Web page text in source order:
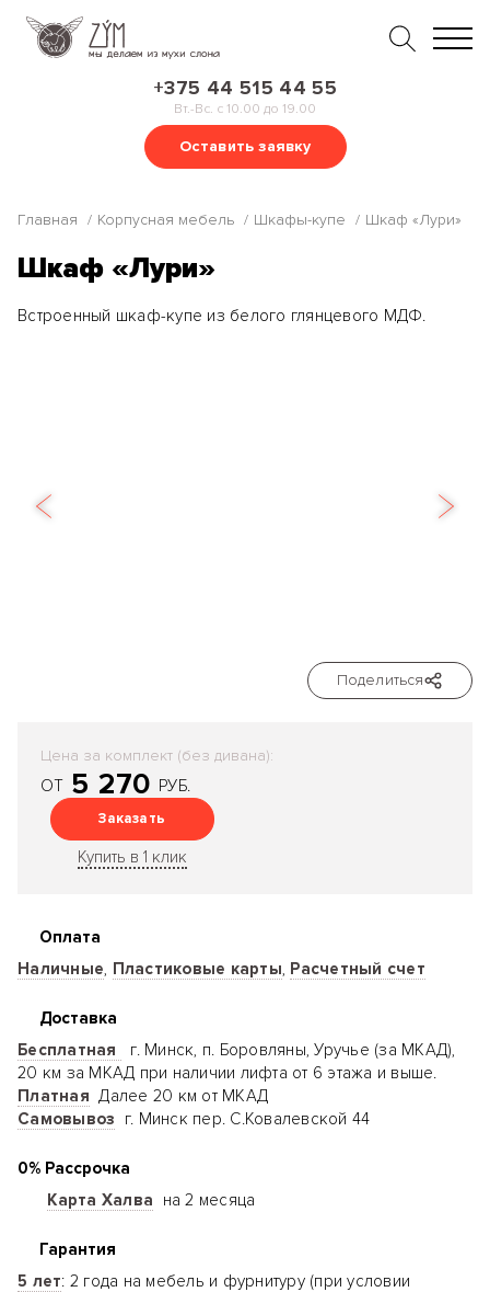
+375 44 515 44 55
Вт.-Вс. с 10.00 до 19.00
Оставить заявку
Главная Корпусная мебель Шкафы-купе Шкаф «Лури»
Поделиться
Шкаф «Лури»
Встроенный шкаф-купе из белого глянцевого МДФ.
Цена за комплект (без дивана):
ОТ 5 270 РУБ.
Заказать
Купить в 1 клик
Оплата
Наличные, Пластиковые карты, Расчетный счет
Доставка
Бесплатная
г. Минск, п. Боровляны, Уручье (за МКАД),
20 км за МКАД при наличии лифта от 6 этажа и выше.
Платная Далее 20 км от МКАД
Самовывоз г. Минск пер. С.Ковалевской 44
0% Рассрочка
Карта Халва на 2 месяца
Гарантия
5 лет: 2 года на мебель и фурнитуру (при условии